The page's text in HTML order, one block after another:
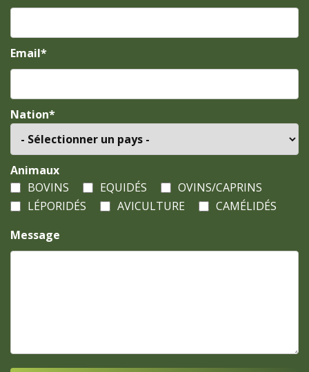
Email*
Nation*
Animaux
BOVINS
EQUIDÉS
OVINS/CAPRINS
LÉPORIDÉS
AVICULTURE
CAMÉLIDÉS
Message